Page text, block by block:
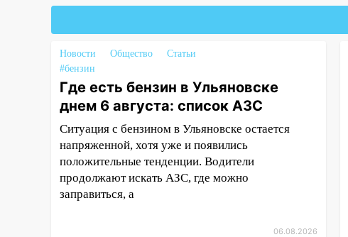
Ульяновской области
11:30 Кабмин РФ разрешил до 1
июля 2027 года импорт, выпуск
и обращение бензина Евро 2,
Евро 3, Евро 4
11:12 Соцсети: на Рябикова
автомобиль врезался в забор
10:27 Где есть бензин в
Ульяновске днем 6 августа:
список АЗС
Новости Общество
Статьи
#бензин
Где есть бензин в Ульяновске
днем 6 августа: список АЗС
Ситуация с бензином в Ульяновске остается
напряженной, хотя уже и появились
положительные тенденции. Водители
продолжают искать АЗС, где можно
заправиться, а
06.08.2026